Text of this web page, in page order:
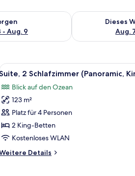
8.
- Aug. 9
für morgen, Aug. 8 - Aug. 9.
Dieses
Aug.
Überprüfe die
großen Fenster mit Vorhängen, einem
Fotos
für
Suite,
2 Schlafzimmer
(Panoramic,
King
King)
Ein
13
Suite, 2 Schlafzimmer (Panoramic,
Blick auf den Ozean
123 m²
Platz für 4 Personen
2 King-Betten
Kostenloses WLAN
Weitere Details
Weitere